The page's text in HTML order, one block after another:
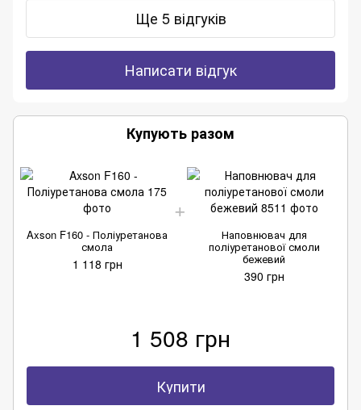
Ще 5 відгуків
Написати відгук
Купують разом
Axson F160 - Поліуретанова
смола
1 118 грн
Наповнювач для
поліуретанової смоли
бежевий
390 грн
1 508 грн
Купити